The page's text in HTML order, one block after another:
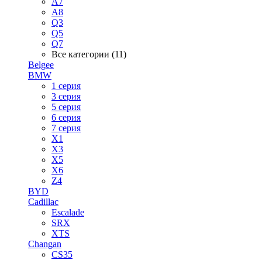
A8
Q3
Q5
Q7
Все категории (11)
Belgee
BMW
1 серия
3 серия
5 серия
6 серия
7 серия
X1
X3
X5
X6
Z4
BYD
Cadillac
Escalade
SRX
XTS
Changan
CS35